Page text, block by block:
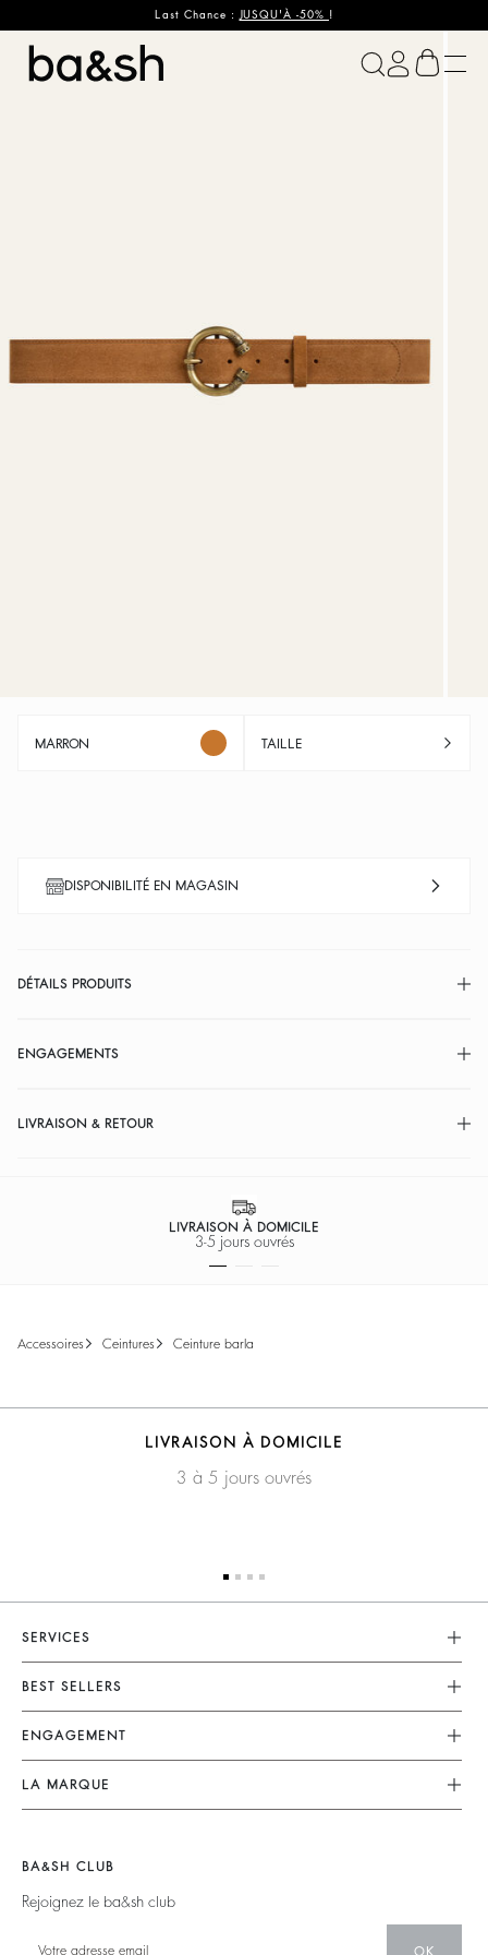
Last Chance :JUSQU'À -50% !
ba&sh
MARRON TAILLE
DISPONIBILITÉ EN MAGASIN
DÉTAILS PRODUITS
ENGAGEMENTS
LIVRAISON & RETOUR
LIVRAISON À DOMICILE
3-5 jours ouvrés
accessoires ceintures ceinture barla
LIVRAISON À DOMICILE
3 à 5 jours ouvrés
SERVICES
Service Client
FAQ
Retouches & Réparations
accessibilité
BEST SELLERS
Robes
Combinaisons
Tops & Chemises
Pulls & Cardigans
Dos Nus
ENGAGEMENT
Nos Engagements
Planète
Partenaires
Circularité
Communauté
LA MARQUE
Barbara & Sharon
125 Et Après
BA&SH CLUB
Rejoignez le ba&sh club
OK